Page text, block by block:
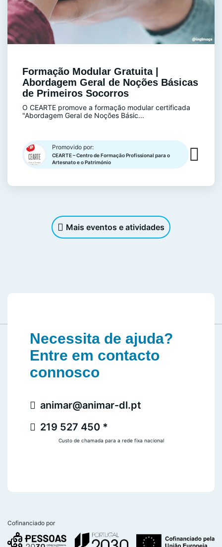
Formação Modular Gratuita |
Abordagem Geral de Noções Básicas
de Primeiros Socorros
O CEARTE promove a formação modular certificada
"Abordagem Geral de Noções Básic...
Promovido por:
CEARTE – Centro de Formação Profissional para o
Artesnato e o Património
Mais eventos e atividades
Necessita de ajuda?
Entre em contacto
connosco
219 527 450 *
animar@animar-dl.pt
Custo de chamada para a rede fixa nacional
Cofinanciado por